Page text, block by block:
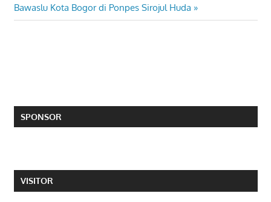
Post:
Bawaslu Kota Bogor di Ponpes Sirojul Huda
SPONSOR
VISITOR